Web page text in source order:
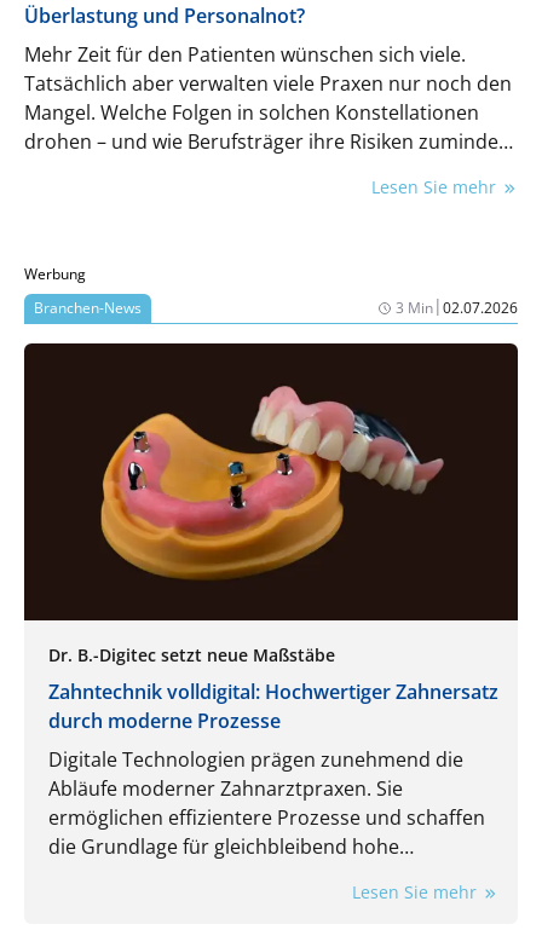
Überlastung und Personalnot?
Mehr Zeit für den Patienten wünschen sich viele.
Tatsächlich aber verwalten viele Praxen nur noch den
Mangel. Welche Folgen in solchen Konstellationen
drohen – und wie Berufsträger ihre Risiken zumindest
Lesen Sie mehr
Werbung
Branchen-News
3 Min|02.07.2026
Dr. B.-Digitec setzt neue Maßstäbe
Zahntechnik volldigital: Hochwertiger Zahnersatz
durch moderne Prozesse
Digitale Technologien prägen zunehmend die
Abläufe moderner Zahnarztpraxen. Sie
ermöglichen effizientere Prozesse und schaffen
die Grundlage für gleichbleibend hohe
Zahnersatzlösungen. Von der Datenerfassung
Lesen Sie mehr